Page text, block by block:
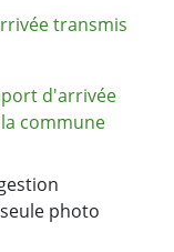
transmis
d'arrivée
commune
photo